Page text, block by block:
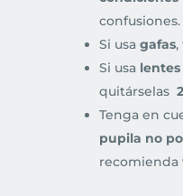
confusiones.
Si usa gafas,
Si usa
quitárselas
Tenga en
pupila no
recomienda